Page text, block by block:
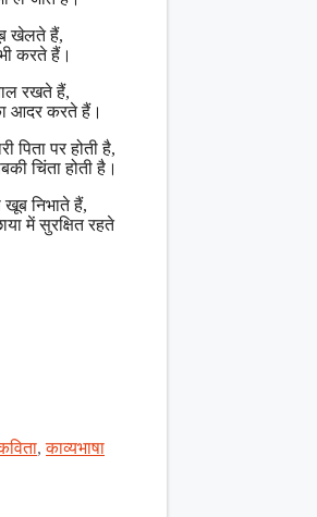
खेलते हैं,
करते हैं।
रखते हैं,
आदर करते हैं।
पिता पर होती है,
चिंता होती है।
खूब निभाते हैं,
में सुरक्षित रहते
,काव्यभाषा